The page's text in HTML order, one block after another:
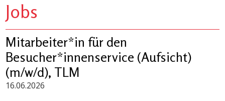
Jobs
Mitarbeiter*in für den
Besucher*innenservice (Aufsicht)
(m/w/d), TLM
16.06.2026